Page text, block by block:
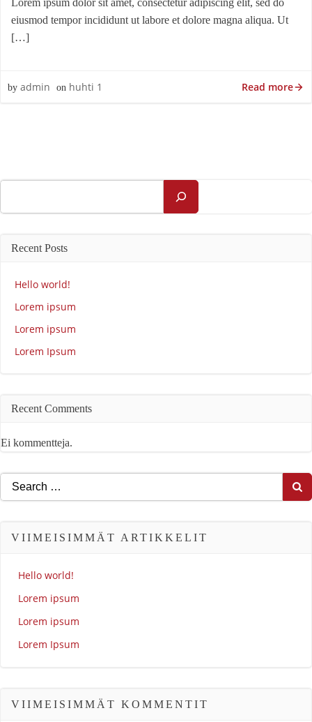
Lorem ipsum dolor sit amet, consectetur adipiscing elit, sed do
eiusmod tempor incididunt ut labore et dolore magna aliqua. Ut
[…]
by admin on huhti 1 Read more
Recent Posts
Hello world!
Lorem ipsum
Lorem ipsum
Lorem Ipsum
Recent Comments
Ei kommentteja.
Search
for:
VIIMEISIMMÄT ARTIKKELIT
Hello world!
Lorem ipsum
Lorem ipsum
Lorem Ipsum
VIIMEISIMMÄT KOMMENTIT